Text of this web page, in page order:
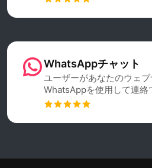
WhatsAppチャット
ユーザーがあなたのウェ
WhatsAppを使用して連絡